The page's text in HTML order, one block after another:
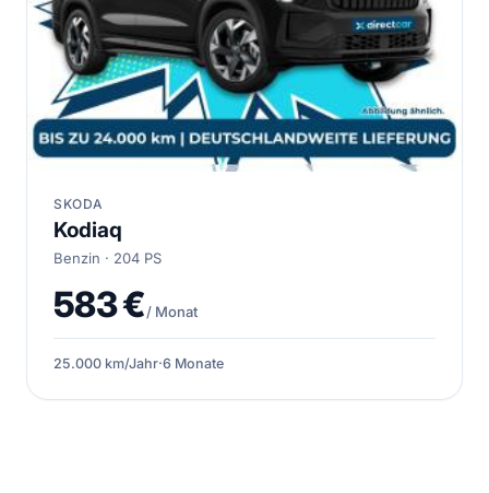
SKODA
Kodiaq
Benzin · 204 PS
583 €/ Monat
25.000 km/Jahr·6 Monate